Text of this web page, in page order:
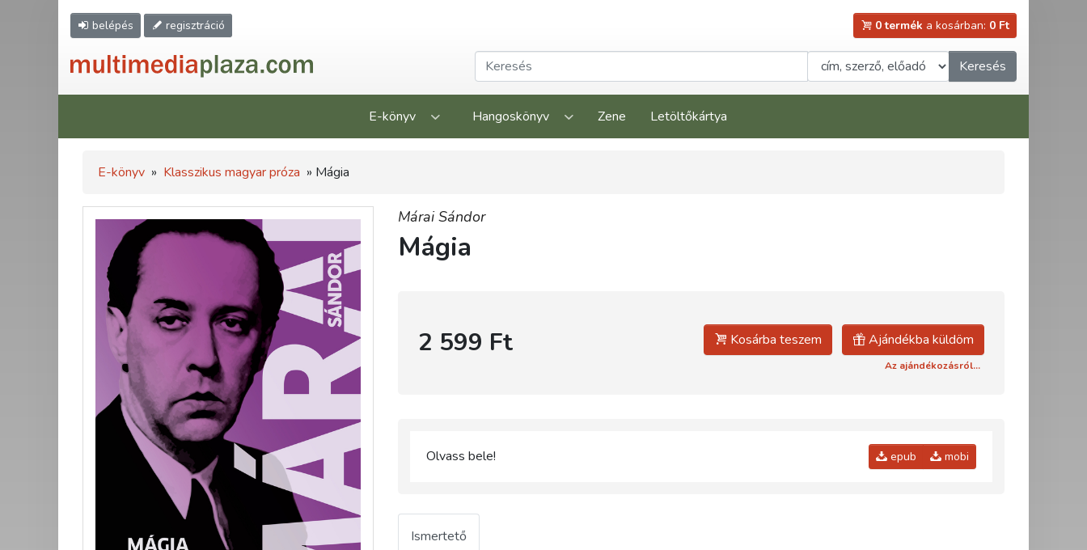
belépés regisztráció 0 termék a kosárban: 0 Ft
Keresés
E-könyv Hangoskönyv Zene Letöltőkártya
E-könyv » Klasszikus magyar próza » Mágia
Márai Sándor
Mágia
2 599 Ft Kosárba teszem Ajándékba küldöm
Az ajándékozásról...
Olvass bele! epub mobi
Ismertető